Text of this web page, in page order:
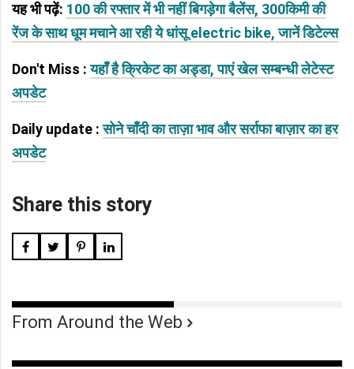
यह भी पढ़ें: 100 की रफ्तार में भी नहीं बिगड़ेगा बैलेंस, 300किमी की
रेंज के साथ धूम मचाने आ रही ये धांसू electric bike, जानें डिटेल्स
Don't Miss :यहाँ है क्रिकेट का अड्डा, पाएं खेल सम्बन्धी लेटेस्ट
अपडेट
Daily update :सोने चाँदी का ताज़ा भाव और सर्राफा बाज़ार का हर
अपडेट
Share this story
From Around the Web